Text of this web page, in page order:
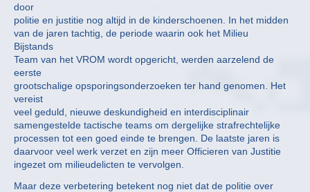
door
politie en justitie nog altijd in de kinderschoenen. In het midden
van de jaren tachtig, de periode waarin ook het Milieu
Bijstands
Team van het VROM wordt opgericht, werden aarzelend de
eerste
grootschalige opsporingsonderzoeken ter hand genomen. Het
vereist
veel geduld, nieuwe deskundigheid en interdisciplinair
samengestelde tactische teams om dergelijke strafrechtelijke
processen tot een goed einde te brengen. De laatste jaren is
daarvoor veel werk verzet en zijn meer Officieren van Justitie
ingezet om milieudelicten te vervolgen.
Maar deze verbetering betekent nog niet dat de politie over